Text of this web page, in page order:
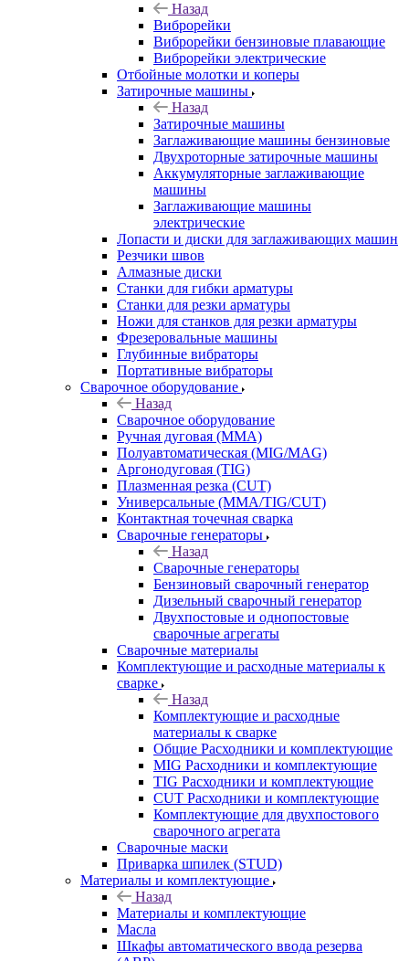
Назад
Виброрейки
Виброрейки бензиновые плавающие
Виброрейки электрические
Отбойные молотки и коперы
Затирочные машины
Назад
Затирочные машины
Заглаживающие машины бензиновые
Двухроторные затирочные машины
Аккумуляторные заглаживающие
машины
Заглаживающие машины
электрические
Лопасти и диски для заглаживающих машин
Резчики швов
Алмазные диски
Станки для гибки арматуры
Станки для резки арматуры
Ножи для станков для резки арматуры
Фрезеровальные машины
Глубинные вибраторы
Портативные вибраторы
Сварочное оборудование
Назад
Сварочное оборудование
Ручная дуговая (MMA)
Полуавтоматическая (MIG/MAG)
Аргонодуговая (TIG)
Плазменная резка (CUT)
Универсальные (MMA/TIG/CUT)
Контактная точечная сварка
Сварочные генераторы
Назад
Сварочные генераторы
Бензиновый сварочный генератор
Дизельный сварочный генератор
Двухпостовые и однопостовые
сварочные агрегаты
Сварочные материалы
Комплектующие и расходные материалы к
сварке
Назад
Комплектующие и расходные
материалы к сварке
Общие Расходники и комплектующие
MIG Расходники и комплектующие
TIG Расходники и комплектующие
CUT Расходники и комплектующие
Комплектующие для двухпостового
сварочного агрегата
Сварочные маски
Приварка шпилек (STUD)
Материалы и комплектующие
Назад
Материалы и комплектующие
Масла
Шкафы автоматического ввода резерва